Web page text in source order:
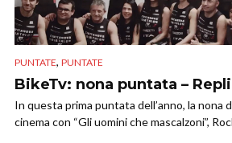
PUNTATE, PUNTATE
BikeTv: nona puntata –
In questa prima puntata dell’anno, la nona
cinema con “Gli uomini che mascalzoni”,